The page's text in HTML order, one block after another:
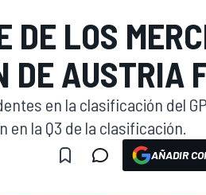
DE LOS
DE AUSTRIA
en la clasificación del
en la Q3 de la clasificación.
AÑADIR